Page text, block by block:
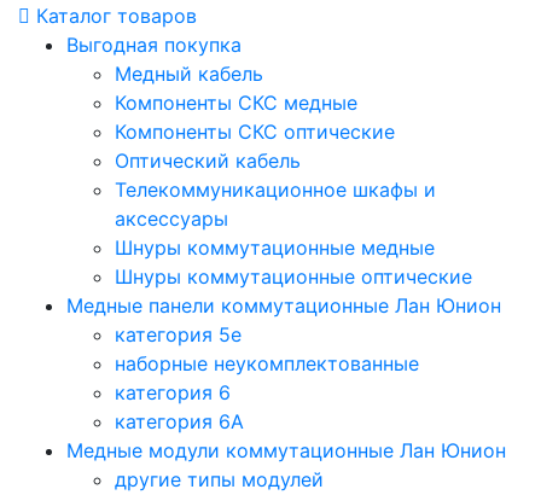
Каталог товаров
Выгодная покупка
Медный кабель
Компоненты СКС медные
Компоненты СКС оптические
Оптический кабель
Телекоммуникационное шкафы и
аксессуары
Шнуры коммутационные медные
Шнуры коммутационные оптические
Медные панели коммутационные Лан Юнион
категория 5e
наборные неукомплектованные
категория 6
категория 6A
Медные модули коммутационные Лан Юнион
другие типы модулей